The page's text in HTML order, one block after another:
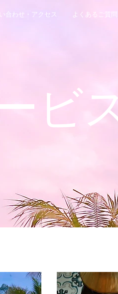
合わせ・アクセス よくあるご質問
ビ